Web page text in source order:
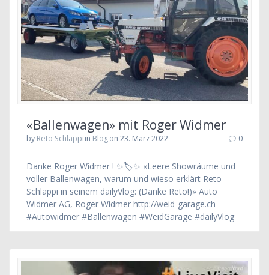
«Ballenwagen» mit Roger Widmer
by Reto Schläppiin Blogon 23. März 2022 0
Danke Roger Widmer ! ✨🏷✨ «Leere Showräume und
voller Ballenwagen, warum und wieso erklärt Reto
Schläppi in seinem dailyVlog: (Danke Reto!)» Auto
Widmer AG, Roger Widmer http://weid-garage.ch
#Autowidmer #Ballenwagen #WeidGarage #dailyVlog